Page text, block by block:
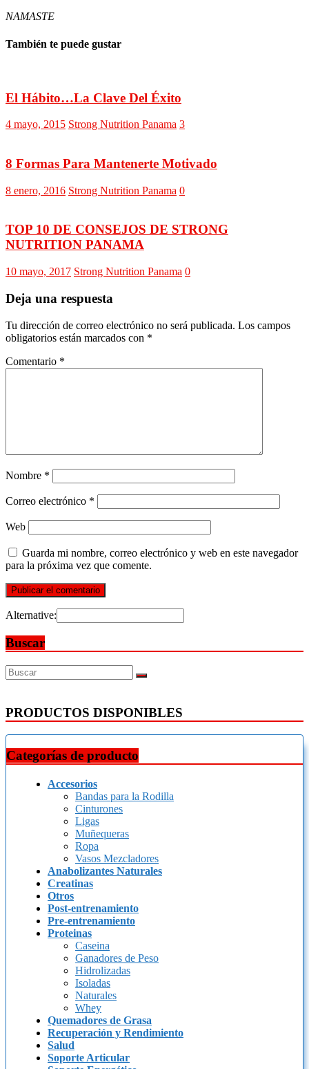
NAMASTE
También te puede gustar
El Hábito…La Clave Del Éxito
4 mayo, 2015 Strong Nutrition Panama 3
8 Formas Para Mantenerte Motivado
8 enero, 2016 Strong Nutrition Panama 0
TOP 10 DE CONSEJOS DE STRONG
NUTRITION PANAMA
10 mayo, 2017 Strong Nutrition Panama 0
Deja una respuesta
Tu dirección de correo electrónico no será publicada. Los campos
obligatorios están marcados con *
Comentario *
Nombre *
Correo electrónico *
Web
Guarda mi nombre, correo electrónico y web en este navegador
para la próxima vez que comente.
Alternative:
Buscar
PRODUCTOS DISPONIBLES
Categorías de producto
Accesorios
Bandas para la Rodilla
Cinturones
Ligas
Muñequeras
Ropa
Vasos Mezcladores
Anabolizantes Naturales
Creatinas
Otros
Post-entrenamiento
Pre-entrenamiento
Proteinas
Caseina
Ganadores de Peso
Hidrolizadas
Isoladas
Naturales
Whey
Quemadores de Grasa
Recuperación y Rendimiento
Salud
Soporte Articular